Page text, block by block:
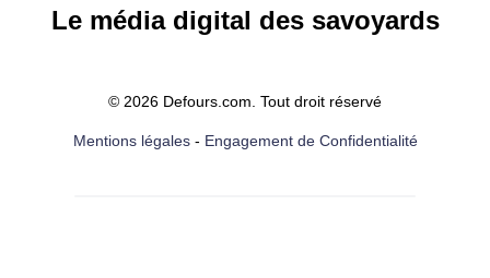
Le média digital des savoyards
© 2026 Defours.com. Tout droit réservé
Mentions légales- Engagement de Confidentialité